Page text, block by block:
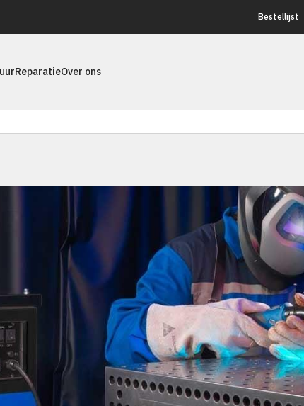
Bestellijst
ReparatieOver ons
advanced